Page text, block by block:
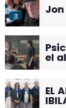
el
EL